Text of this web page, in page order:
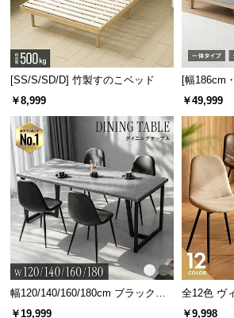
充実のアフターサービス
商品のお届けから、ご購入後のアフ
で、トータルでご満足頂けるように
[SS/S/SD/D] 竹製すのこベッド
￥8,999
[幅186cm
人掛けソ
￥49,999
幅120/140/160/180cm ブラックフ
レーム ダイニング 大理石調 4人掛
￥19,999
全12色 ヴ
ズシェルチ
￥9,998